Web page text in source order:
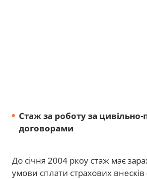
Стаж за роботу за
договорами
До січня 2004 ркоу стаж має
умови сплати страхових внесків